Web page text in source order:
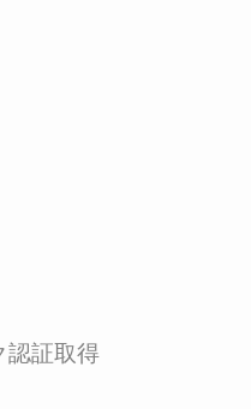
認証取得